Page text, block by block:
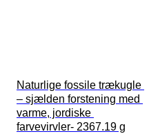
Naturlige fossile trækugle
– sjælden forstening med
varme, jordiske
farvevirvler- 2367.19 g